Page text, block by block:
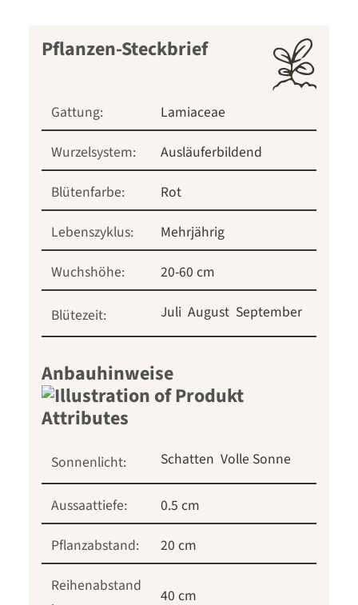
Pflanzen-Steckbrief
Gattung:
Lamiaceae
Wurzelsystem:
Ausläuferbildend
Blütenfarbe:
Rot
Lebenszyklus:
Mehrjährig
Wuchshöhe:
20-60 cm
Blütezeit: Juli August September
Anbauhinweise
Sonnenlicht: Schatten Volle Sonne
Aussaattiefe:
0.5 cm
Pflanzabstand:
20 cm
Reihenabstand
40 cm